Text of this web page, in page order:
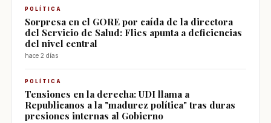
POLÍTICA
Sorpresa en el GORE por caída de la directora
del Servicio de Salud: Flies apunta a deficiencias
del nivel central
hace 2 días
POLÍTICA
Tensiones en la derecha: UDI llama a
Republicanos a la "madurez política" tras duras
presiones internas al Gobierno